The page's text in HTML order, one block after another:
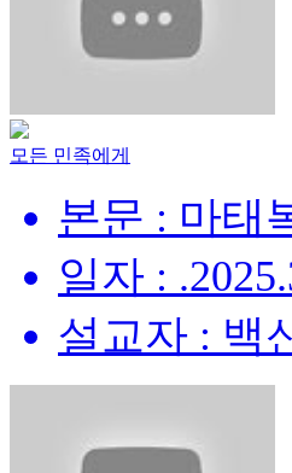
모든 민족에게
본문 : 마태
일자 :
설교자 : 백